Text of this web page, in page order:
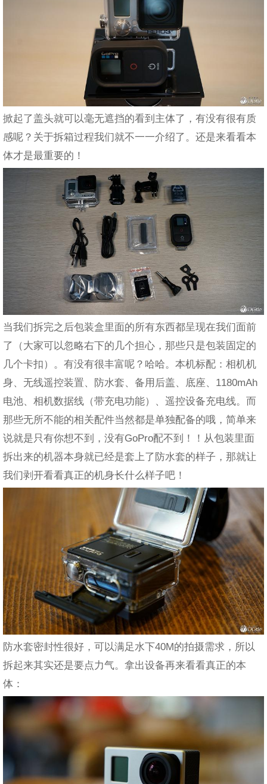
掀起了盖头就可以毫无遮挡的看到主体了，有没有很有质
感呢？关于拆箱过程我们就不一一介绍了。还是来看看本
体才是最重要的！
当我们拆完之后包装盒里面的所有东西都呈现在我们面前
了（大家可以忽略右下的几个担心，那些只是包装固定的
几个卡扣）。有没有很丰富呢？哈哈。本机标配：相机机
身、无线遥控装置、防水套、备用后盖、底座、1180mAh
电池、相机数据线（带充电功能）、遥控设备充电线。而
那些无所不能的相关配件当然都是单独配备的哦，简单来
说就是只有你想不到，没有GoPro配不到！！从包装里面
拆出来的机器本身就已经是套上了防水套的样子，那就让
我们剥开看看真正的机身长什么样子吧！
防水套密封性很好，可以满足水下40M的拍摄需求，所以
拆起来其实还是要点力气。拿出设备再来看看真正的本
体：